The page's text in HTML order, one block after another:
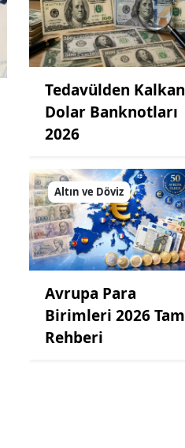
Tedavülden Kalkan
Dolar Banknotları
2026
Altın ve Döviz
Avrupa Para
Birimleri 2026 Tam
Rehberi